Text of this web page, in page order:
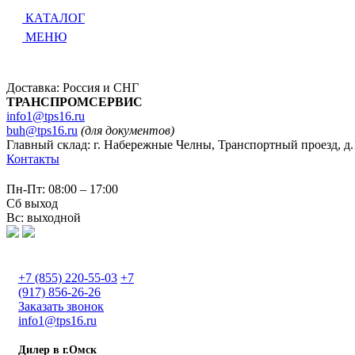
КАТАЛОГ
МЕНЮ
Доставка: Россия и СНГ
ТРАНСПРОМСЕРВИС
info1@tps16.ru
buh@tps16.ru (для документов)
Главный склад: г. Набережные Челны, Транспортный проезд,
Контакты
Пн-Пт: 08:00 – 17:00
Сб выход
Вс: выходной
+7 (855) 220-55-03 +7
(917) 856-26-26
Заказать звонок
info1@tps16.ru
Дилер в г.Омск